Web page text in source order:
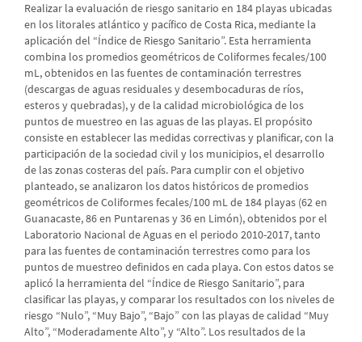
Realizar la evaluación de riesgo sanitario en 184 playas ubicadas
en los litorales atlántico y pacífico de Costa Rica, mediante la
aplicación del “Índice de Riesgo Sanitario”. Esta herramienta
combina los promedios geométricos de Coliformes fecales/100
mL, obtenidos en las fuentes de contaminación terrestres
(descargas de aguas residuales y desembocaduras de ríos,
esteros y quebradas), y de la calidad microbiológica de los
puntos de muestreo en las aguas de las playas. El propósito
consiste en establecer las medidas correctivas y planificar, con la
participación de la sociedad civil y los municipios, el desarrollo
de las zonas costeras del país. Para cumplir con el objetivo
planteado, se analizaron los datos históricos de promedios
geométricos de Coliformes fecales/100 mL de 184 playas (62 en
Guanacaste, 86 en Puntarenas y 36 en Limón), obtenidos por el
Laboratorio Nacional de Aguas en el periodo 2010-2017, tanto
para las fuentes de contaminación terrestres como para los
puntos de muestreo definidos en cada playa. Con estos datos se
aplicó la herramienta del “Índice de Riesgo Sanitario”, para
clasificar las playas, y comparar los resultados con los niveles de
riesgo “Nulo”, “Muy Bajo”, “Bajo” con las playas de calidad “Muy
Alto”, “Moderadamente Alto”, y “Alto”. Los resultados de la